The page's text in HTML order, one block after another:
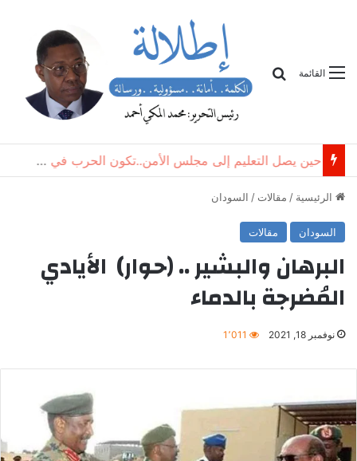
القائمة
حين يصل التعليم إلى مجلس الأمن..تكون الحرب في السودان قد أعلنت الحرب على المستقبل
الرئيسية / مقالات / السودان
السودان مقالات
البرهان والبشير .. (حوار) الأيادي
المُضرجة بالدماء
نوفمبر 18, 2021 1٬011